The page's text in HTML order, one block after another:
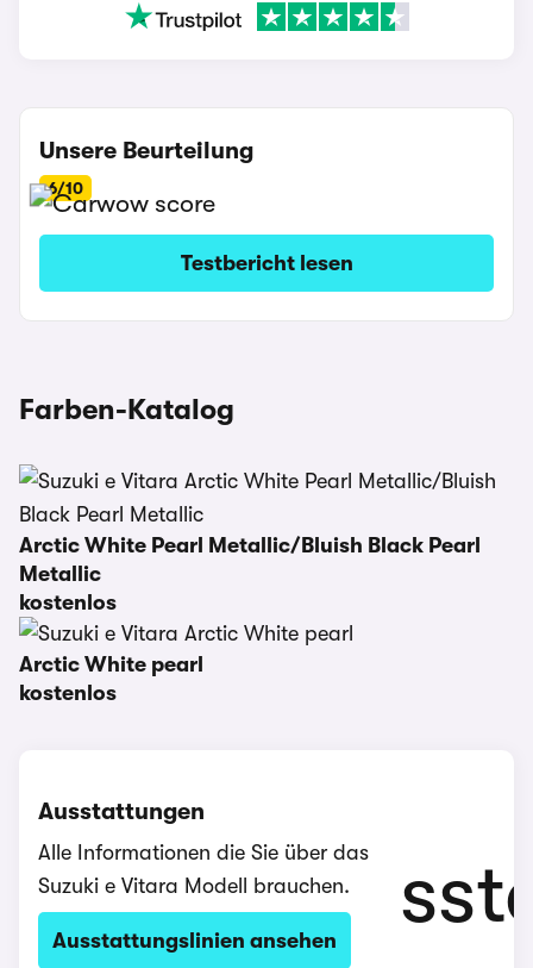
Unsere Beurteilung
6/10
Testbericht lesen
Farben-Katalog
Arctic White Pearl Metallic/Bluish Black Pearl
Metallic
kostenlos
Arctic White pearl
kostenlos
Ausstattungen
Alle Informationen die Sie über das
Suzuki e Vitara Modell brauchen.
Ausstattungslinien ansehen